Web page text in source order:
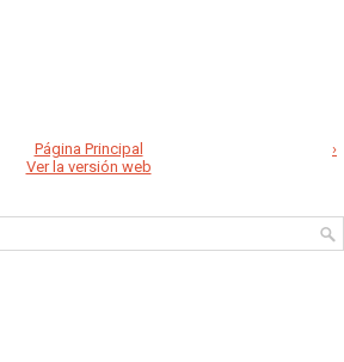
›
Página Principal
Ver la versión web